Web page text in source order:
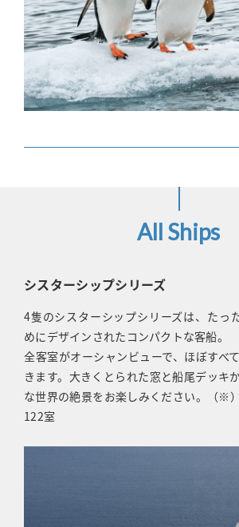
All Ships
シスターシップシリーズ
4隻のシスターシップシリーズは、たっ
めにデザインされたコンパクトな客船。
全客室がオーシャンビューで、ほぼすべ
きます。大きくとられた窓と船尾デッキ
な世界の絶景をお楽しみください。（※
122室